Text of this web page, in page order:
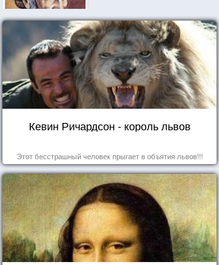
Кевин Ричардсон - король львов
Этот бесстрашный человек прыгает в объятия львов!!!